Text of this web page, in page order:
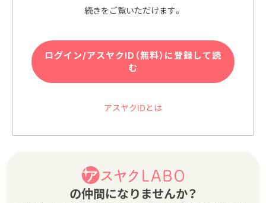
続きをご覧いただけます。
ログイン/アスヤクID（無料）に登録して読
む
アスヤクIDとは
の仲間になりませんか？